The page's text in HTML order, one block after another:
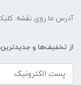
آدرس ما روی نقشه:
از تخفیف‌ها و